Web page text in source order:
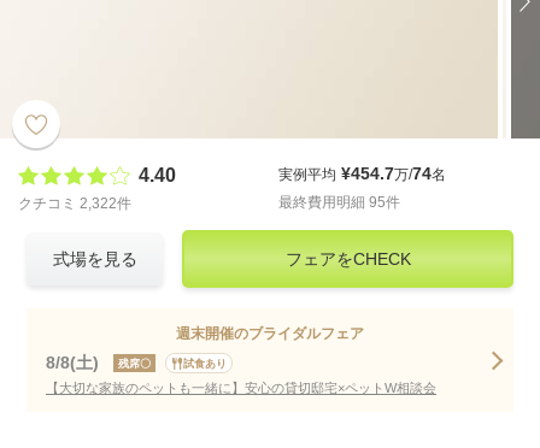
4.40
クチコミ 2,322件
実例平均 ¥454.7万/74名
最終費用明細 95件
式場を見る フェアをCHECK
週末開催のブライダルフェア
8/8(土) 残席〇 試食あり
【大切な家族のペットも一緒に】安心の貸切邸宅×ペットW相談会